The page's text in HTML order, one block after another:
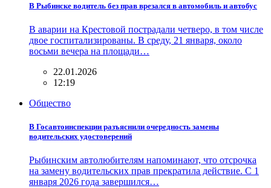
В Рыбинске водитель без прав врезался в автомобиль и автобус
В аварии на Крестовой пострадали четверо, в том числе
двое госпитализированы. В среду, 21 января, около
восьми вечера на площади…
22.01.2026
12:19
Общество
В Госавтоинспекции разъяснили очередность замены
водительских удостоверений
Рыбинским автолюбителям напоминают, что отсрочка
на замену водительских прав прекратила действие. С 1
января 2026 года завершился…